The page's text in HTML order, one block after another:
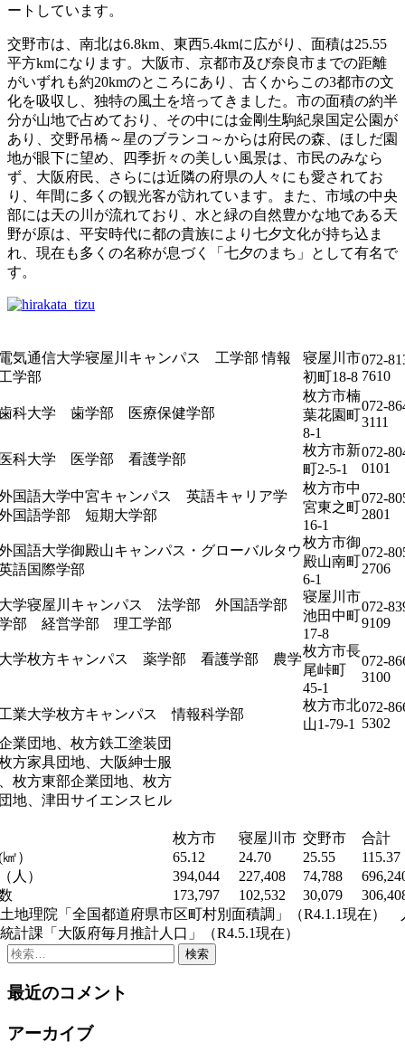
ートしています。
交野市は、南北は6.8km、東西5.4kmに広がり、面積は25.55
平方kmになります。大阪市、京都市及び奈良市までの距離
がいずれも約20kmのところにあり、古くからこの3都市の文
化を吸収し、独特の風土を培ってきました。市の面積の約半
分が山地で占めており、その中には金剛生駒紀泉国定公園が
あり、交野吊橋～星のブランコ～からは府民の森、ほしだ園
地が眼下に望め、四季折々の美しい風景は、市民のみなら
ず、大阪府民、さらには近隣の府県の人々にも愛されてお
り、年間に多くの観光客が訪れています。また、市域の中央
部には天の川が流れており、水と緑の自然豊かな地である天
野が原は、平安時代に都の貴族により七夕文化が持ち込ま
れ、現在も多くの名称が息づく「七夕のまち」として有名で
す。
気通信大学寝屋川キャンパス 工学部 情報
学部
寝屋川市
初町18-8
072-
7610
科大学 歯学部 医療保健学部
枚方市楠
葉花園町
8-1
072-
3111
科大学 医学部 看護学部
枚方市新
町2-5-1
072-
0101
国語大学中宮キャンパス 英語キャリア学
国語学部 短期大学部
枚方市中
宮東之町
16-1
072-
2801
国語大学御殿山キャンパス・グローバルタウ
語国際学部
枚方市御
殿山南町
6-1
072-
2706
学寝屋川キャンパス 法学部 外国語学部
部 経営学部 理工学部
寝屋川市
池田中町
17-8
072-
9109
学枚方キャンパス 薬学部 看護学部 農学
枚方市長
尾峠町
45-1
072-
3100
業大学枚方キャンパス 情報科学部
枚方市北
山1-79-1
072-
5302
業団地、枚方鉄工塗装団
方家具団地、大阪紳士服
枚方東部企業団地、枚方
地、津田サイエンスヒル
枚方市 寝屋川市 交野市
合計
）
65.12 24.70 25.55
115.37
人）
394,044 227,408 74,788
173,797 102,532 30,079
地理院「全国都道府県市区町村別面積調」（R4.1.1現在）
計課「大阪府毎月推計人口」（R4.5.1現在）
検
最近のコメント
アーカイブ